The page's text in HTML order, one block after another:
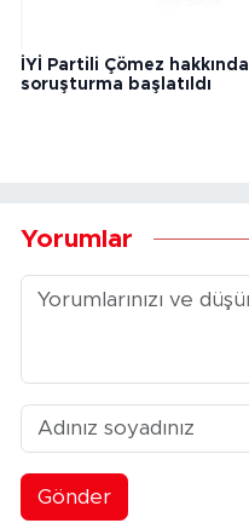
İYİ Partili Çömez hakkında
soruşturma başlatıldı
Yorumlar
Gönder